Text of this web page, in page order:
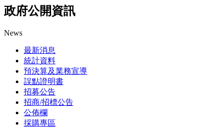
政府公開資訊
News
最新消息
統計資料
預決算及業務宣導
誤點證明書
招募公告
招商/招標公告
公佈欄
採購專區